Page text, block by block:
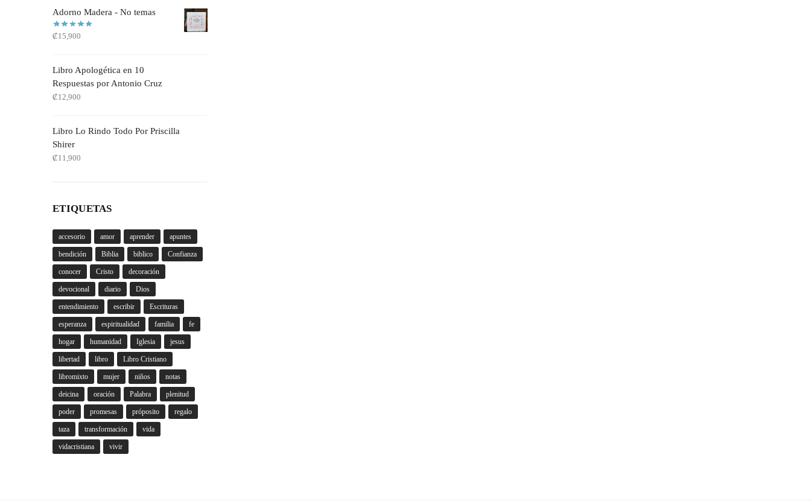
Adorno Madera - No temas
₡15,900
Libro Apologética en 10
Respuestas por Antonio Cruz
₡12,900
Libro Lo Rindo Todo Por Priscilla
Shirer
₡11,900
ETIQUETAS
accesorio amor aprender apuntes
bendición Biblia biblico Confianza
conocer Cristo decoración
devocional diario Dios
entendimiento escribir Escrituras
esperanza espiritualidad familia fe
hogar humanidad Iglesia jesus
libertad libro Libro Cristiano
libromixto mujer niños notas
deicina oración Palabra plenitud
poder promesas próposito regalo
taza transformación vida
vidacristiana vivir